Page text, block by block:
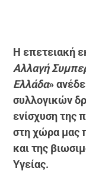
Η επετειακή
Αλλαγή
Ελλάδα»
συλλογικών
ενίσχυση της
στη χώρα μας
και της
Υγείας.